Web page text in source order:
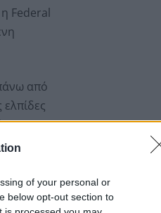
of your personal or
below opt-out section to
Federal
από
το